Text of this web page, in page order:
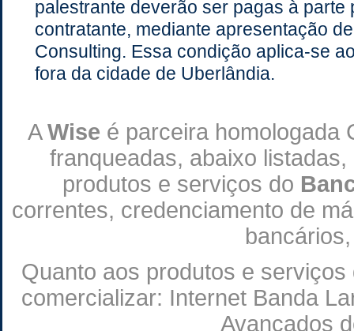
palestrante deverão ser pagas à parte
contratante, mediante apresentação
Consulting. Essa condição aplica-se
fora da cidade de Uberlândia.
AWise é parceira homologada
franqueadas, abaixo
produtos e serviços do
correntes, credenciamento de
Quanto aos produtos e
comercializar: Internet Banda
Avançados